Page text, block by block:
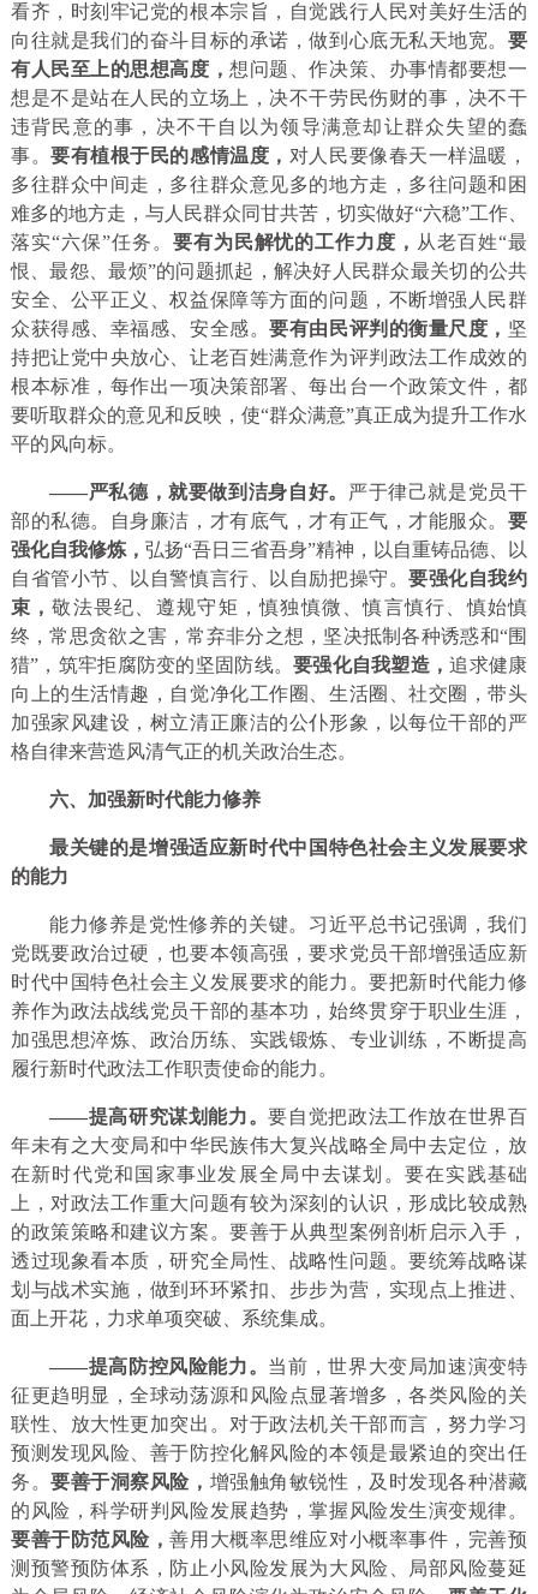
看齐，时刻牢记党的根本宗旨，自觉践行人民对美好生活的
向往就是我们的奋斗目标的承诺，做到心底无私天地宽。要
有人民至上的思想高度，想问题、作决策、办事情都要想一
想是不是站在人民的立场上，决不干劳民伤财的事，决不干
违背民意的事，决不干自以为领导满意却让群众失望的蠢
事。要有植根于民的感情温度， 对人民要像春天一样温暖，
多往群众中间走，多往群众意见多的地方走，多往问题和困
难多的地方走，与人民群众同甘共苦，切实做好“六稳”工作、
落实“六保”任务。 要有为民解忧的工作力度， 从老百姓“最
恨、最怨、最烦”的问题抓起，解决好人民群众最关切的公共
安全、公平正义、权益保障等方面的问题，不断增强人民群
众获得感、幸福感、安全感。要有由民评判的衡量尺度， 坚
持把让党中央放心、让老百姓满意作为评判政法工作成效的
根本标准，每作出一项决策部署、每出台一个政策文件，都
要听取群众的意见和反映，使“群众满意”真正成为提升工作水
平的风向标。
——严私德，就要做到洁身自好。 严于律己就是党员干
部的私德。自身廉洁，才有底气，才有正气，才能服众。要
强化自我修炼， 弘扬“吾日三省吾身”精神，以自重铸品德、以
自省管小节、以自警慎言行、以自励把操守。要强化自我约
束，敬法畏纪、遵规守矩，慎独慎微、慎言慎行、慎始慎
终，常思贪欲之害，常弃非分之想，坚决抵制各种诱惑和“围
猎”，筑牢拒腐防变的坚固防线。要强化自我塑造，追求健康
向上的生活情趣，自觉净化工作圈、生活圈、社交圈，带头
加强家风建设，树立清正廉洁的公仆形象，以每位干部的严
格自律来营造风清气正的机关政治生态。
六、加强新时代能力修养
最关键的是增强适应新时代中国特色社会主义发展要求
的能力
能力修养是党性修养的关键。习近平总书记强调，我们
党既要政治过硬，也要本领高强，要求党员干部增强适应新
时代中国特色社会主义发展要求的能力。要把新时代能力修
养作为政法战线党员干部的基本功，始终贯穿于职业生涯，
加强思想淬炼、政治历练、实践锻炼、专业训练，不断提高
履行新时代政法工作职责使命的能力。
——提高研究谋划能力。要自觉把政法工作放在世界百
年未有之大变局和中华民族伟大复兴战略全局中去定位，放
在新时代党和国家事业发展全局中去谋划。要在实践基础
上，对政法工作重大问题有较为深刻的认识，形成比较成熟
的政策策略和建议方案。要善于从典型案例剖析启示入手，
透过现象看本质，研究全局性、战略性问题。要统筹战略谋
划与战术实施，做到环环紧扣、步步为营，实现点上推进、
面上开花，力求单项突破、系统集成。
——提高防控风险能力。 当前，世界大变局加速演变特
征更趋明显，全球动荡源和风险点显著增多，各类风险的关
联性、放大性更加突出。对于政法机关干部而言，努力学习
预测发现风险、善于防控化解风险的本领是最紧迫的突出任
务。要善于洞察风险， 增强触角敏锐性，及时发现各种潜藏
的风险，科学研判风险发展趋势，掌握风险发生演变规律。
要善于防范风险，善用大概率思维应对小概率事件，完善预
测预警预防体系，防止小风险发展为大风险、局部风险蔓延